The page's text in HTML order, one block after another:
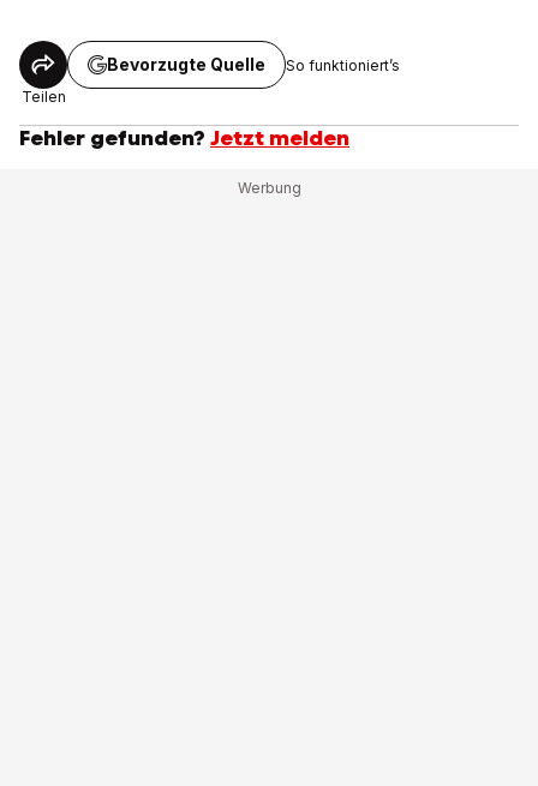
Teilen
Bevorzugte Quelle So funktioniert’s
Fehler gefunden? Jetzt melden